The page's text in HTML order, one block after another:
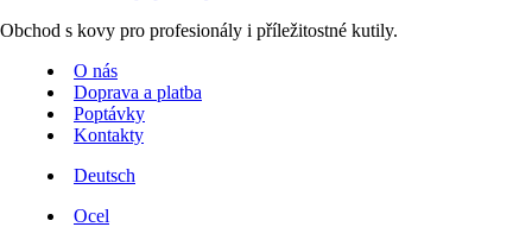
Obchod s kovy pro profesionály i příležitostné kutily.
O nás
Doprava a platba
Poptávky
Kontakty
Deutsch
Ocel